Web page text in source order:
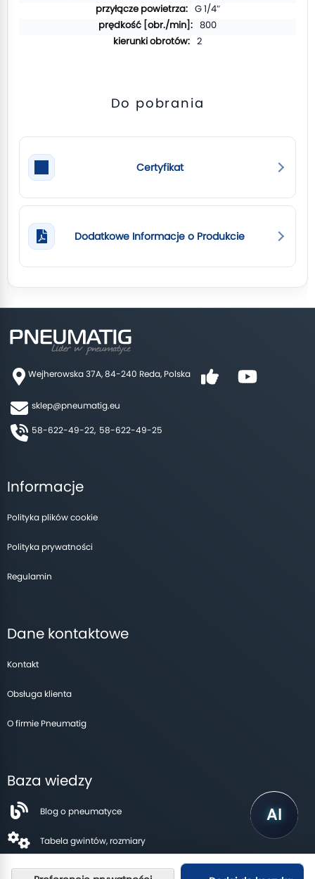
G 1/4″
800
2
Do pobrania
Certyfikat
Dodatkowe Informacje o Produkcie
Wejherowska 37A, 84-240 Reda, Polska
sklep@pneumatig.eu
58-622-49-22, 58-622-49-25
Informacje
Polityka plików cookie
Polityka prywatności
Regulamin
Dane kontaktowe
Kontakt
Obsługa klienta
O firmie Pneumatig
Baza wiedzy
Blog o pneumatyce
Tabela gwintów, rozmiary